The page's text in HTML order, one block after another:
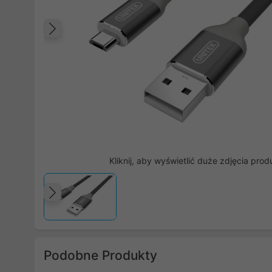
Poprzedni
Kliknij, aby wyświetlić duże zdjęcia
Poprzedni
Podobne Produkty